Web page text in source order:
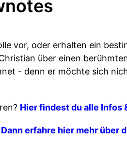
vor, oder erhalten ein
über einen
- denn er möchte sich
Hier findest du alle Infos
Dann erfahre hier mehr über